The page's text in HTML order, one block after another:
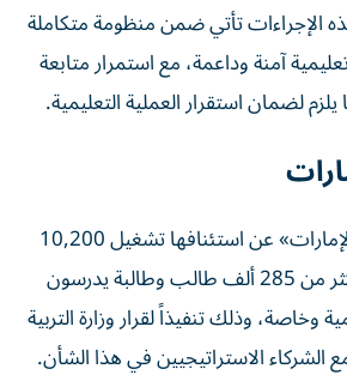
تأتي ضمن منظومة متكاملة
آمنة وداعمة، مع استمرار متابعة
لضمان استقرار العملية التعليمية.
وأعلنت «مواصلات الإمارات» عن استئنافها تشغيل 10,200
حافلة مدرسية لنقل أكثر من 285 ألف طالب وطالبة يدرسون
وخاصة، وذلك تنفيذاً لقرار وزارة التربية
الشركاء الاستراتيجيين في هذا الشأن.